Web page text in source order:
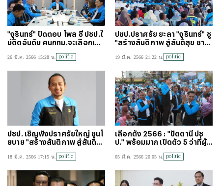
"จุรินทร์" ปัดตอบ โพล ชี้ ปชป.ไ
ม่ติดอันดับ คนกทม.จะเลือกเป็น
26 มี.ค. 2566 15:28 น. politic
ปชป.ปราศรัย ยะลา "จุรินทร์" ชู
"สร้างสันติภาพ สู่สันติสุข ชาย
19 มี.ค. 2566 21:22 น. politic
ปชป. เชิญฟังปราศรัยใหญ่ ชูนโ
ยบาย "สร้างสันติภาพ สู่สันติสุ
18 มี.ค. 2566 17:15 น. politic
เลือกตั้ง 2566 : "ปัตตานี ปช
ป." พร้อมมาก เปิดตัว 5 ว่าที่ผู้ส
05 มี.ค. 2566 20:05 น. politic